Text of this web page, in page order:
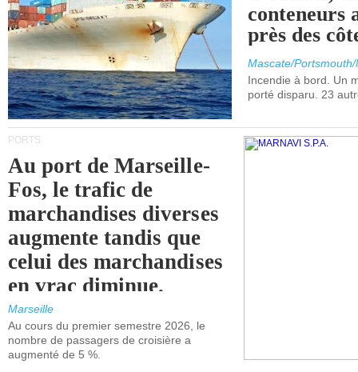
conteneurs
près des
Mascate/
Incendie à bord. Un
porté disparu. 23
PORTS
Au port de Marseille-
Fos, le trafic de
marchandises diverses
augmente tandis que
celui des marchandises
en vrac diminue.
Marseille
Au cours du premier semestre 2026, le
nombre de passagers de croisière a
augmenté de 5 %.